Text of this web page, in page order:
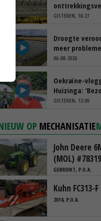
spreekt van
GISTEREN, 16:27
Droogte
meer
afgelopen
06-08-2026
Oekraïne-
Huizinga:
ambassade
GISTEREN, 12:00
OP MECHANISATIE
John Deere
(MOL)
GEBRUIKT, P.O.A.
Kuhn
2014, P.O.A.